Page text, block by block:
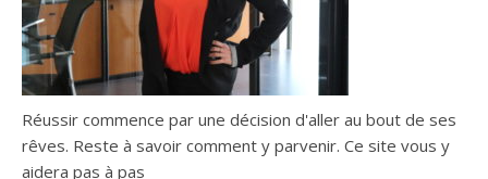
Réussir commence par une décision d'aller au bout de ses
rêves. Reste à savoir comment y parvenir. Ce site vous y
aidera pas à pas